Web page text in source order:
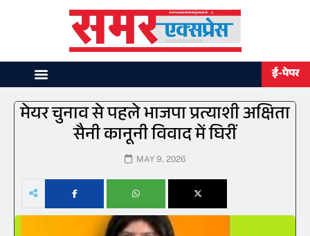
ई-पेपर
मेयर चुनाव से पहले भाजपा प्रत्याशी अक्षिता
सैनी कानूनी विवाद में घिरीं
MAY 9, 2026